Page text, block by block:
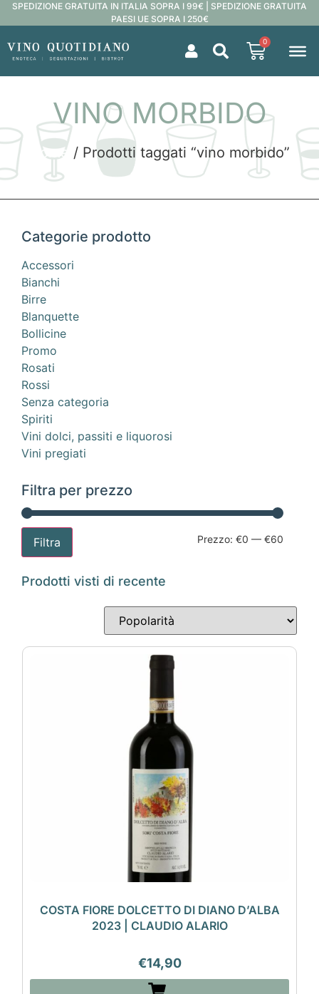
SPEDIZIONE GRATUITA IN ITALIA SOPRA I 99€ | SPEDIZIONE GRATUITA
PAESI UE SOPRA I 250€
0
VINO MORBIDO
Home / Prodotti taggati “vino morbido”
Categorie prodotto
Accessori
Bianchi
Birre
Blanquette
Bollicine
Promo
Rosati
Rossi
Senza categoria
Spiriti
Vini dolci, passiti e liquorosi
Vini pregiati
Filtra per prezzo
Filtra Prezzo: €0 — €60
Prodotti visti di recente
COSTA FIORE DOLCETTO DI DIANO D’ALBA
2023 | CLAUDIO ALARIO
€14,90